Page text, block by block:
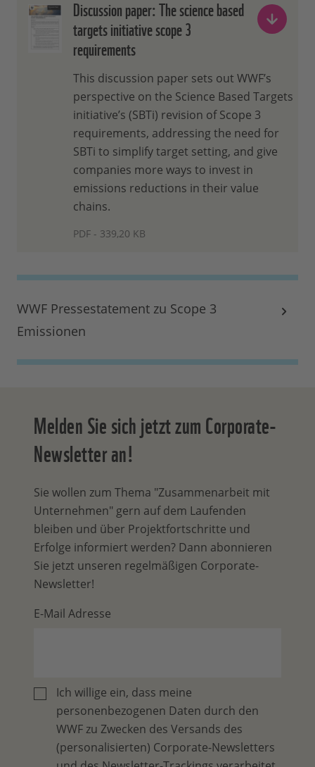
Discussion paper: The science based
targets initiative scope 3
requirements
This discussion paper sets out WWF’s
perspective on the Science Based Targets
initiative’s (SBTi) revision of Scope 3
requirements, addressing the need for
SBTi to simplify target setting, and give
companies more ways to invest in
emissions reductions in their value
chains.
PDF - 339,20 KB
WWF Pressestatement zu Scope 3
Emissionen
Melden Sie sich jetzt zum Corporate-
Newsletter an!
Sie wollen zum Thema "Zusammenarbeit mit
Unternehmen" gern auf dem Laufenden
bleiben und über Projektfortschritte und
Erfolge informiert werden? Dann abonnieren
Sie jetzt unseren regelmäßigen Corporate-
Newsletter!
E-Mail Adresse
Ich willige ein, dass meine
personenbezogenen Daten durch den
WWF zu Zwecken des Versands des
(personalisierten) Corporate-Newsletters